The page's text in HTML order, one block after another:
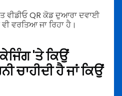
QR ਕੋਡ ਦੁਆਰਾ ਦਵਾਈ
ਵਰਤਿਆ ਜਾ ਰਿਹਾ ਹੈ।
'ਤੇ ਕਿਉਂ
ਚਾਹੀਦੀ ਹੈ ਜਾਂ ਕਿਉਂ